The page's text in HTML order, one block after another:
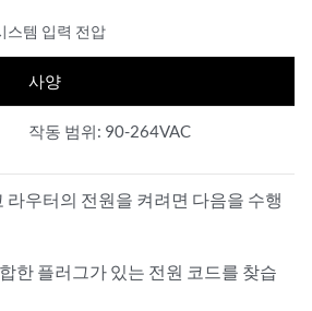
스템 입력 전압
사양
작동 범위: 90-264VAC
라우터의 전원을 켜려면 다음을 수행
한 플러그가 있는 전원 코드를 찾습